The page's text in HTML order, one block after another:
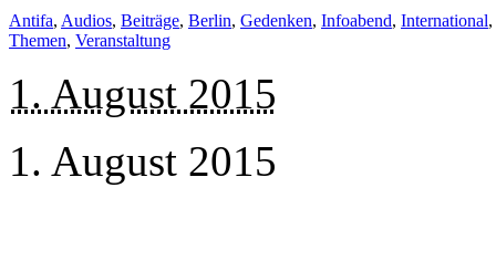
Antifa, Audios, Beiträge, Berlin, Gedenken, Infoabend, International,
Themen, Veranstaltung
1. August 2015
1. August 2015